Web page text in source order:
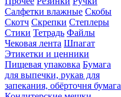
Салфетки влажные Скобы
Скотч Скрепки Степлеры
Стики Тетрадь Файлы
Чековая лента Шпагат
Этикетки и ценники
Пищевая упаковка Бумага
для выпечки, рукав для
запекания, обёрточня бумага